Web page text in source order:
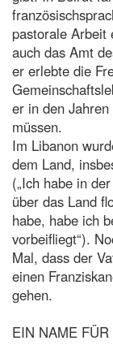
pastorale Arbeit
auch das Amt
er erlebte die
er in den
müssen.
Im Libanon
dem Land,
(„Ich habe in
über das Land
habe, habe ich
vorbeifliegt“).
Mal, dass der
einen
gehen.
EIN NAME